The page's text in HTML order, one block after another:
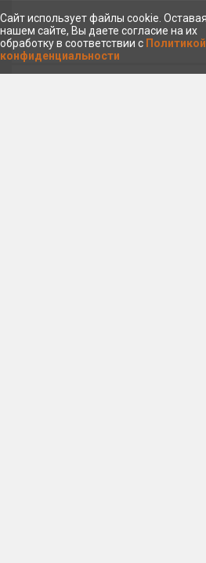
Сайт использует файлы cookie.
нашем сайте, Вы даете согласие на их
обработку в соответствии с Политикой
конфиденциальности